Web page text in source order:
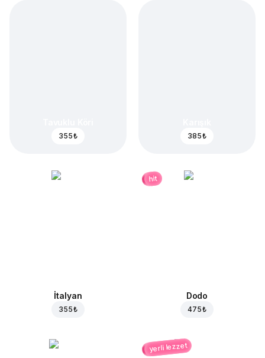
355 ₺ 385 ₺
İtalyan
355 ₺
hit
Dodo
475 ₺
yerli lezzet